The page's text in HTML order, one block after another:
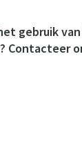
gebruik
Contacteer